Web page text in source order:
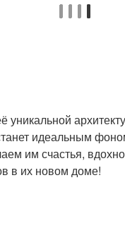
уникальной
идеальным
им счастья,
в их новом доме!